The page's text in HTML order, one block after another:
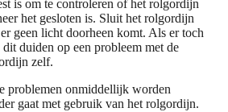
is om te controleren of het rolgordijn
het gesloten is. Sluit het rolgordijn
geen licht doorheen komt. Als er toch
duiden op een probleem met de
zelf.
problemen onmiddellijk worden
gaat met gebruik van het rolgordijn.